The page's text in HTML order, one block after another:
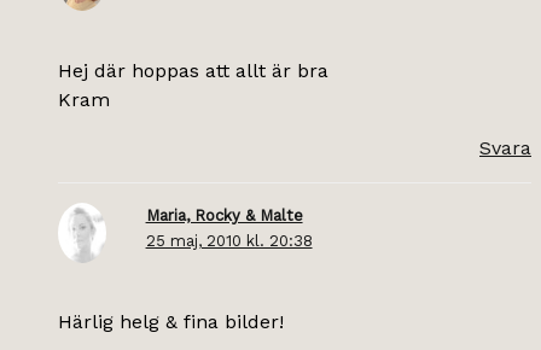
Hej där hoppas att allt är bra
Kram
Svara
Maria, Rocky & Malte
25 maj, 2010 kl. 20:38
Härlig helg & fina bilder!